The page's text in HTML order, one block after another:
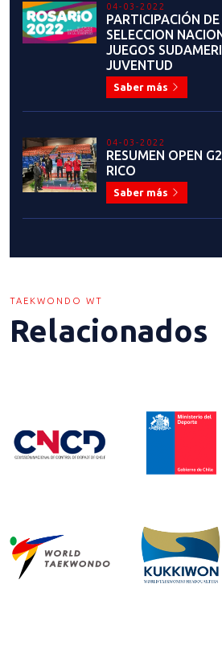
04-03-2022
PARTICIPACIÓN
SELECCION
JUEGOS
JUVENTUD
Saber más
04-03-2022
RESUMEN OPEN
RICO
Saber más
TAEKWONDO WT
Relacionados